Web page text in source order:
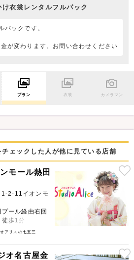
衣裳レンタルフルパック
パックです。
が変わります。お問い合わせください
プラン 衣装 カメラマン
ェックした人が他に見ている店舗
モール熱田
1-2-11イオンモ
ール経由右回
歩1分
アリスの七五三
オ名古屋金